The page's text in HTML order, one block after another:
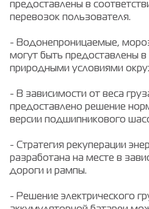
предоставлены в
перевозок пользователя.
- Водонепроницаемые,
могут быть предоставлены в
природными условиями
- В зависимости от веса
предоставлено решение
версии подшипникового
- Стратегия рекуперации
разработана на месте в
дороги и рампы.
- Решение электрического